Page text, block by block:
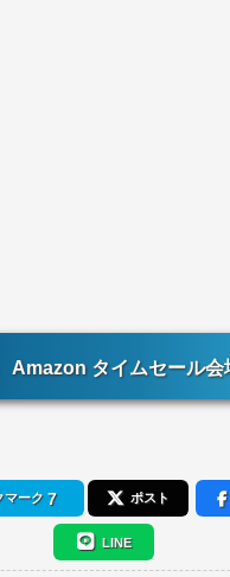
Amazon タイムセール会
マーク 7 ポスト
LINE